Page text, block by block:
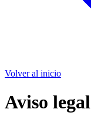
Volver al inicio
Aviso legal